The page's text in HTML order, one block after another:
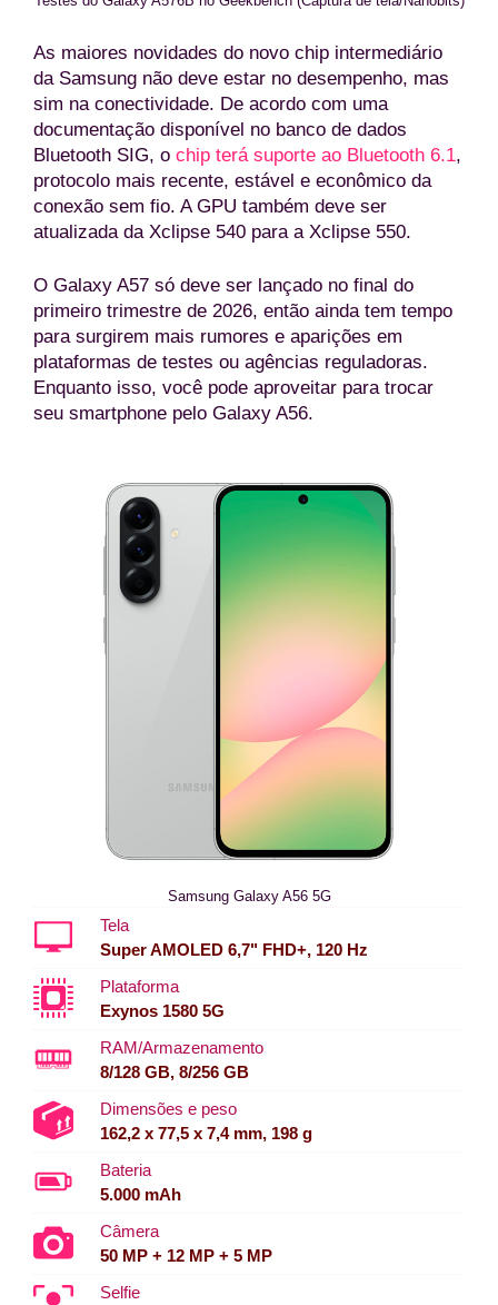
As maiores novidades do novo chip intermediário
da Samsung não deve estar no desempenho, mas
sim na conectividade. De acordo com uma
documentação disponível no banco de dados
Bluetooth SIG, o chip terá suporte ao Bluetooth 6.1,
protocolo mais recente, estável e econômico da
conexão sem fio. A GPU também deve ser
atualizada da Xclipse 540 para a Xclipse 550.
O Galaxy A57 só deve ser lançado no final do
primeiro trimestre de 2026, então ainda tem tempo
para surgirem mais rumores e aparições em
plataformas de testes ou agências reguladoras.
Enquanto isso, você pode aproveitar para trocar
seu smartphone pelo Galaxy A56.
Samsung Galaxy A56 5G
Tela
Super AMOLED 6,7" FHD+, 120 Hz
Plataforma
Exynos 1580 5G
RAM/Armazenamento
8/128 GB, 8/256 GB
Dimensões e peso
162,2 x 77,5 x 7,4 mm, 198 g
Bateria
5.000 mAh
Câmera
50 MP + 12 MP + 5 MP
Selfie